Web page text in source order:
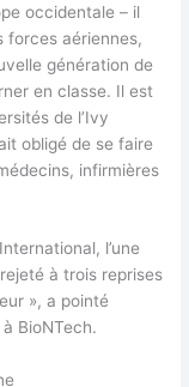
occidentale – il
forces aériennes,
génération de
en classe. Il est
de l’Ivy
obligé de se faire
infirmières
l’une
à trois reprises
», a pointé
BioNTech.